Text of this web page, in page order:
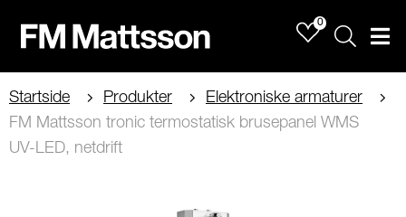
0
Sök
Startside Produkter
Elektroniske armaturer
FM Mattsson tronic termostatisk brusepanel WMS
UV-LED, netdrift